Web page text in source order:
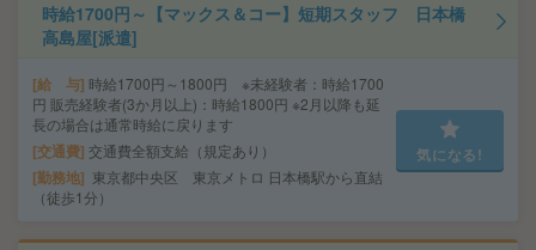
時給1700円～【マックス＆コー】短期スタッフ 日本橋
高島屋[派遣]
給 与 時給1700円～1800円 ※未経験者：時給1700
円 販売経験者(3か月以上)：時給1800円 ※2月以降も延
長の場合は通常時給に戻ります
交通費 交通費全額支給（規定あり）
勤務地
東京都中央区 東京メトロ 日本橋駅から直結
（徒歩1分）
気になる!